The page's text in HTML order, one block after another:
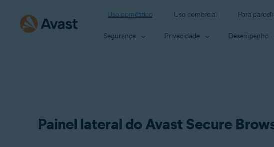
Uso doméstico Uso comercial Para
Segurança Privacidade Desempenho
Painel lateral do Avast Secure